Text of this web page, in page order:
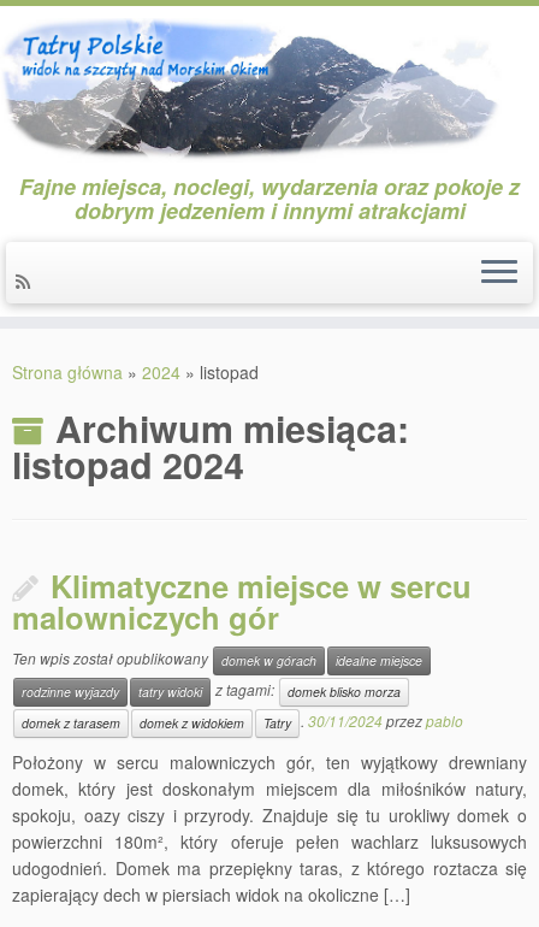
do
Fajne miejsca, noclegi, wydarzenia oraz pokoje z
dobrym jedzeniem i innymi atrakcjami
Strona główna » 2024 » listopad
Archiwum miesiąca:
listopad 2024
Klimatyczne miejsce w sercu
malowniczych gór
Ten wpis został opublikowany domek w górach
idealne miejsce
rodzinne wyjazdy
tatry widoki z tagami:
domek blisko morza
domek z tarasem
domek z widokiem Tatry . 30/11/2024 przezpablo
Położony w sercu malowniczych gór, ten wyjątkowy drewniany
domek, który jest doskonałym miejscem dla miłośników natury,
spokoju, oazy ciszy i przyrody. Znajduje się tu urokliwy domek o
powierzchni 180m², który oferuje pełen wachlarz luksusowych
udogodnień. Domek ma przepiękny taras, z którego roztacza się
zapierający dech w piersiach widok na okoliczne […]